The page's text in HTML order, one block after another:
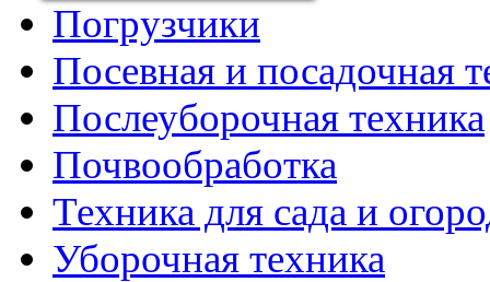
Погрузчики
Посевная и посадочная
Послеуборочная техника
Почвообработка
Техника для сада и
Уборочная техника